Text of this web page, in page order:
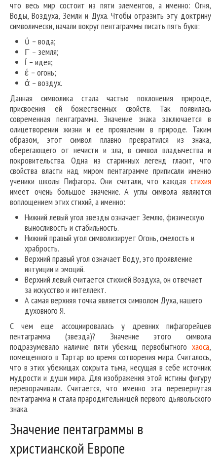
что весь мир состоит из пяти элементов, а именно: Огня,
Воды, Воздуха, Земли и Духа. Чтобы отразить эту доктрину
символически, начали вокруг пентаграммы писать пять букв:
ύ – вода;
Γ – земля;
ί – идея;
έ – огонь;
ά – воздух.
Данная символика стала частью поклонения природе,
присвоения ей божественных свойств. Так появилась
современная пентаграмма. Значение знака заключается в
олицетворении жизни и ее проявлении в природе. Таким
образом, этот символ плавно превратился из знака,
оберегающего от нечисти и зла, в символ владычества и
покровительства. Одна из старинных легенд гласит, что
свойства власти над миром пентаграмме приписали именно
ученики школы Пифагора. Они считали, что каждая стихия
имеет очень большое значение. А углы символа являются
воплощением этих стихий, а именно:
Нижний левый угол звезды означает Землю, физическую
выносливость и стабильность.
Нижний правый угол символизирует Огонь, смелость и
храбрость.
Верхний правый угол означает Воду, это проявление
интуиции и эмоций.
Верхний левый считается стихией Воздуха, он отвечает
за искусство и интеллект.
А самая верхняя точка является символом Духа, нашего
духовного Я.
С чем еще ассоциировалась у древних пифагорейцев
пентаграмма (звезда)? Значение этого символа
подразумевало наличие пяти убежищ первобытного хаоса,
помещенного в Тартар во время сотворения мира. Считалось,
что в этих убежищах сокрыта тьма, несущая в себе источник
мудрости и души мира. Для изображения этой истины фигуру
переворачивали. Считается, что именно эта перевернутая
пентаграмма и стала прародительницей первого дьявольского
знака.
Значение пентаграммы в
христианской Европе